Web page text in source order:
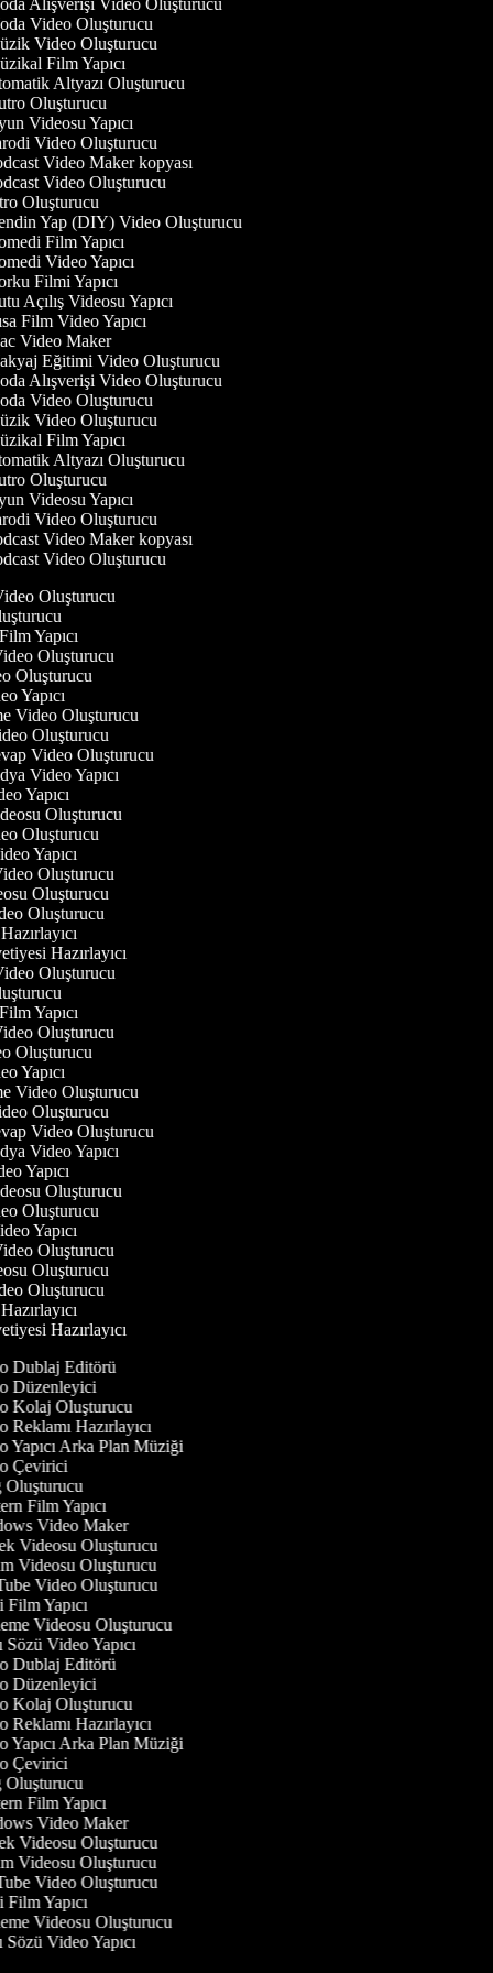
Alışverişi Video Oluşturucu
Video Oluşturucu
Video Oluşturucu
Film Yapıcı
Altyazı Oluşturucu
Oluşturucu
Videosu Yapıcı
Video Oluşturucu
Video Maker kopyası
Video Oluşturucu
Oluşturucu
Yap (DIY) Video Oluşturucu
Film Yapıcı
Video Yapıcı
Filmi Yapıcı
Açılış Videosu Yapıcı
Film Video Yapıcı
Video Maker
Eğitimi Video Oluşturucu
Alışverişi Video Oluşturucu
Video Oluşturucu
Video Oluşturucu
Film Yapıcı
Altyazı Oluşturucu
Oluşturucu
Videosu Yapıcı
Video Oluşturucu
Video Maker kopyası
Video Oluşturucu
Oluşturucu
Yapıcı
Oluşturucu
Oluşturucu
Yapıcı
Video Oluşturucu
Oluşturucu
Video Oluşturucu
Video Yapıcı
Yapıcı
Oluşturucu
Oluşturucu
Yapıcı
Oluşturucu
Oluşturucu
Oluşturucu
Hazırlayıcı
Oluşturucu
Yapıcı
Oluşturucu
Oluşturucu
Yapıcı
Video Oluşturucu
Oluşturucu
Video Oluşturucu
Video Yapıcı
Yapıcı
Oluşturucu
Oluşturucu
Yapıcı
Oluşturucu
Oluşturucu
Oluşturucu
Hazırlayıcı
Dublaj Editörü
Düzenleyici
Kolaj Oluşturucu
Hazırlayıcı
Yapıcı Arka Plan Müziği
Çevirici
Film Yapıcı
Video Maker
Videosu Oluşturucu
Videosu Oluşturucu
Video Oluşturucu
Yapıcı
Videosu Oluşturucu
Video Yapıcı
Dublaj Editörü
Düzenleyici
Kolaj Oluşturucu
Hazırlayıcı
Yapıcı Arka Plan Müziği
Çevirici
Film Yapıcı
Video Maker
Videosu Oluşturucu
Videosu Oluşturucu
Video Oluşturucu
Yapıcı
Videosu Oluşturucu
Video Yapıcı